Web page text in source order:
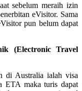
sebelum meraih izin
eVisitor. Sama
pun belum dapat
(Electronic Travel
di Australia ialah visa
ETA maka turis dapat